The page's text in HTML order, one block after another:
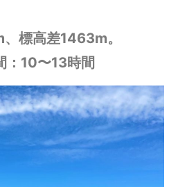
標高差1463m。
：10〜13時間